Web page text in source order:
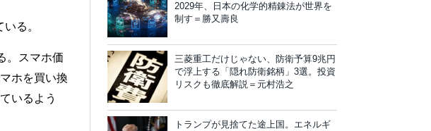
る。
。スマホ価
ホを買い換
いるよう
2029年、日本の化学的精錬法が世界を
制す＝勝又壽良
三菱重工だけじゃない、防衛予算9兆円
で浮上する「隠れ防衛銘柄」3選。投資
リスクも徹底解説＝元村浩之
トランプが見捨てた途上国。エネルギ